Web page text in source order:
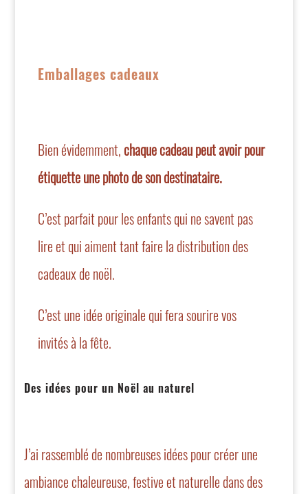
Emballages cadeaux
Bien évidemment, chaque cadeau peut avoir pour
étiquette une photo de son destinataire.
C’est parfait pour les enfants qui ne savent pas
lire et qui aiment tant faire la distribution des
cadeaux de noël.
C’est une idée originale qui fera sourire vos
invités à la fête.
Des idées pour un Noël au naturel
J’ai rassemblé de nombreuses idées pour créer une
ambiance chaleureuse, festive et naturelle dans des